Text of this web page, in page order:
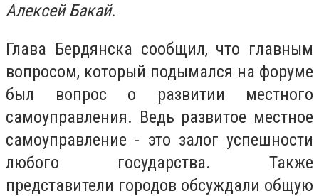
Алексей Бакай.
Глава Бердянска сообщил, что главным
вопросом, который подымался на форуме
был вопрос о развитии местного
самоуправления. Ведь развитое местное
самоуправление - это залог успешности
любого государства. Также
представители городов обсуждали общую